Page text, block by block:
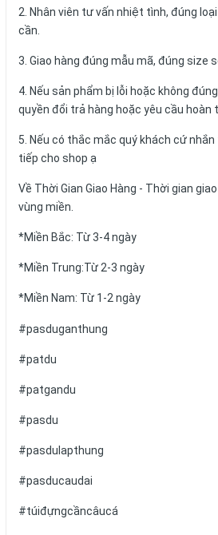
2. Nhân viên tư vấn nhiệt tình, đúng
cần.
3. Giao hàng đúng mẫu mã, đúng size
4. Nếu sản phẩm bị lỗi hoặc không
quyền đổi trả hàng hoặc yêu cầu hoàn
5. Nếu có thắc mắc quý khách cứ
tiếp cho shop ạ
Về Thời Gian Giao Hàng - Thời gian
vùng miền.
*Miền Bắc: Từ 3-4 ngày
*Miền Trung:Từ 2-3 ngày
*Miền Nam: Từ 1-2 ngày
#pasduganthung
#patdu
#patgandu
#pasdu
#pasdulapthung
#pasducaudai
#túiđựngcầncâucá